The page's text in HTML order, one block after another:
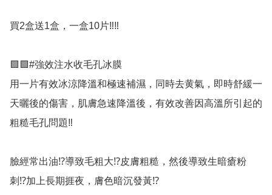
買2盒送1盒，一盒10片‼️‼️
🟩🟩#強效注水收毛孔冰膜
用一片有效冰涼降溫和極速補濕，同時去黄氣，即時舒緩一
天曬後的傷害，肌膚急速降溫後，有效改善因高溫所引起的
粗糙毛孔問題‼️
臉經常出油⁉️導致毛粗大⁉️皮膚粗糙，然後導致生暗瘡粉
刺⁉️加上長期捱夜，膚色暗沉發黃⁉️